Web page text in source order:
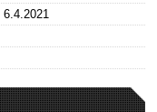
6.4.2021